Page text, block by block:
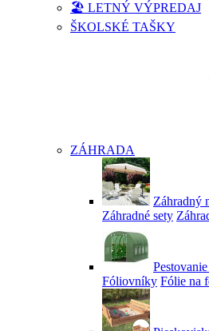
🏖️ LETNÝ VÝPREDAJ
ŠKOLSKÉ TAŠKY
ZÁHRADA
Záhradný
Záhradné sety
Fóliovníky Fólie na